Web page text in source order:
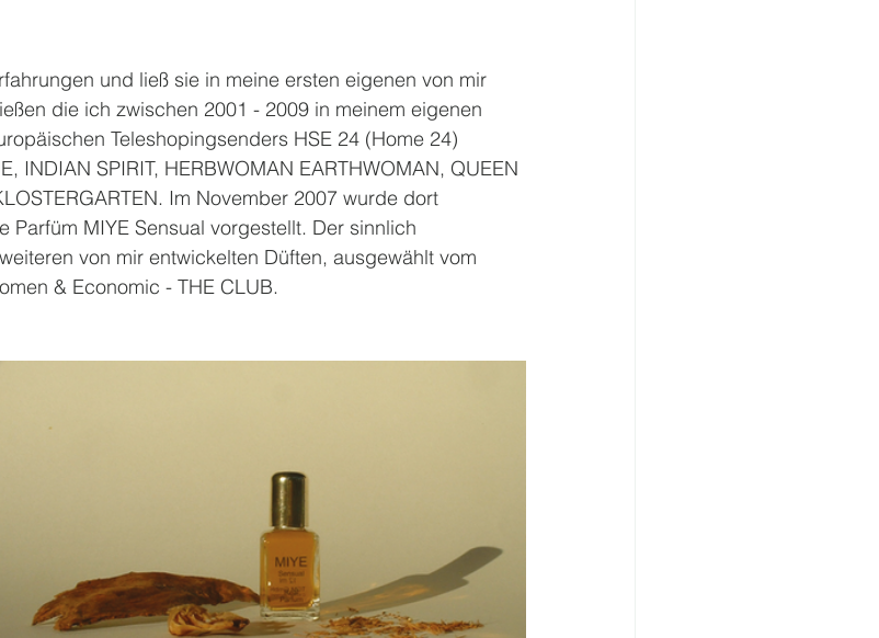
und ließ sie in meine ersten eigenen von mir
die ich zwischen 2001 - 2009 in meinem eigenen
Teleshopingsenders HSE 24 (Home 24)
INDIAN SPIRIT, HERBWOMAN EARTHWOMAN, QUEEN
Im November 2007 wurde dort
Parfüm MIYE Sensual vorgestellt. Der sinnlich
von mir entwickelten Düften, ausgewählt vom
& Economic - THE CLUB.